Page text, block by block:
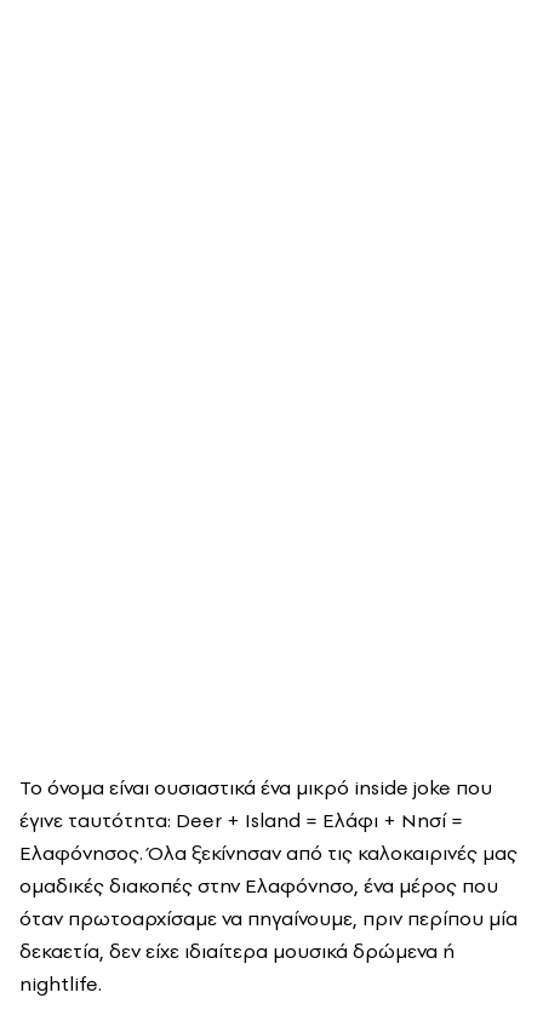
Το όνομα είναι ουσιαστικά ένα μικρό inside joke που
έγινε ταυτότητα: Deer + Island = Ελάφι + Νησί =
Ελαφόνησος. Όλα ξεκίνησαν από τις καλοκαιρινές μας
ομαδικές διακοπές στην Ελαφόνησο, ένα μέρος που
όταν πρωτοαρχίσαμε να πηγαίνουμε, πριν περίπου μία
δεκαετία, δεν είχε ιδιαίτερα μουσικά δρώμενα ή
nightlife.